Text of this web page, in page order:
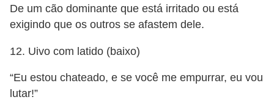
De um cão dominante que está irritado ou está
exigindo que os outros se afastem dele.
12. Uivo com latido (baixo)
“Eu estou chateado, e se você me empurrar, eu vou
lutar!”